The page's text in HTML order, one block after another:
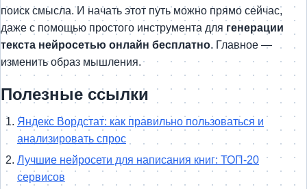
поиск смысла. И начать этот путь можно прямо сейчас,
даже с помощью простого инструмента для генерации
текста нейросетью онлайн бесплатно. Главное —
изменить образ мышления.
Полезные ссылки
Яндекс Вордстат: как правильно пользоваться и
анализировать спрос
Лучшие нейросети для написания книг: ТОП-20
сервисов